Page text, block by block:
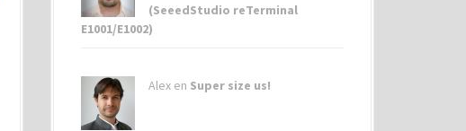
(SeeedStudio reTerminal
E1001/E1002)
Alex en Super size us!